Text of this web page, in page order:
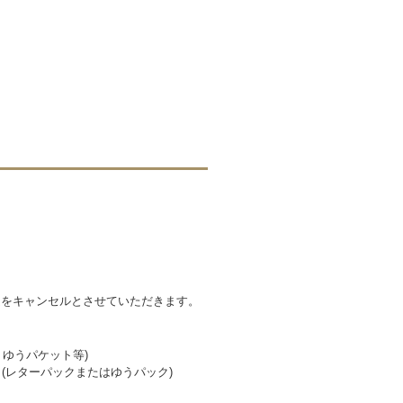
キャンセルとさせていただきます。
うパケット等)
ターパックまたはゆうパック)